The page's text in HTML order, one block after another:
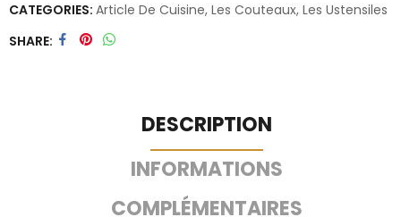
CATEGORIES: Article De Cuisine, Les Couteaux, Les Ustensiles
SHARE
DESCRIPTION
INFORMATIONS
COMPLÉMENTAIRES